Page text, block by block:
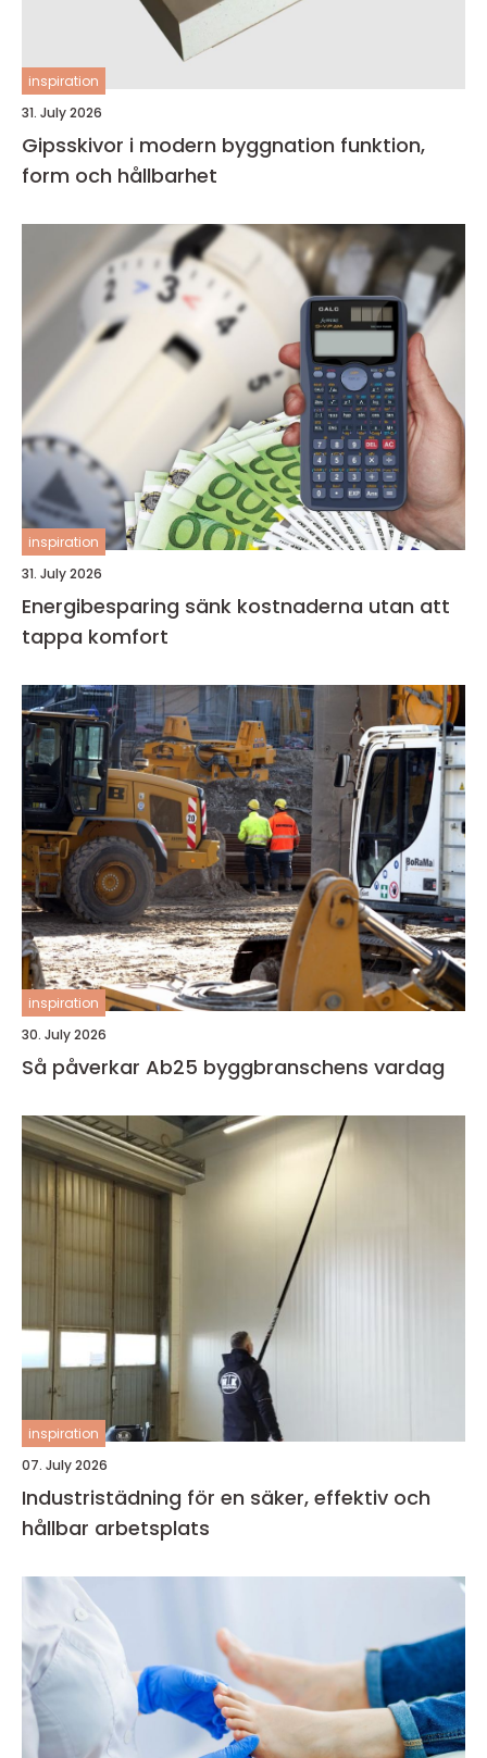
inspiration
31. July 2026
Gipsskivor i modern byggnation funktion,
form och hållbarhet
inspiration
31. July 2026
Energibesparing sänk kostnaderna utan att
tappa komfort
inspiration
30. July 2026
Så påverkar Ab25 byggbranschens vardag
inspiration
07. July 2026
Industristädning för en säker, effektiv och
hållbar arbetsplats